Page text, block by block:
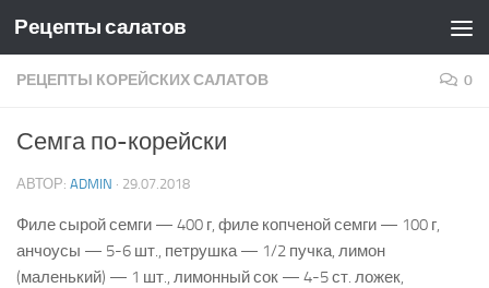
Skip to content
Рецепты салатов
РЕЦЕПТЫ КОРЕЙСКИХ САЛАТОВ 0
Семга по-корейски
АВТОР: ADMIN · 29.07.2018
Филе сырой семги — 400 г, филе копченой семги — 100 г,
анчоусы — 5-6 шт., петрушка — 1/2 пучка, лимон
(маленький) — 1 шт., лимонный сок — 4-5 ст. ложек,